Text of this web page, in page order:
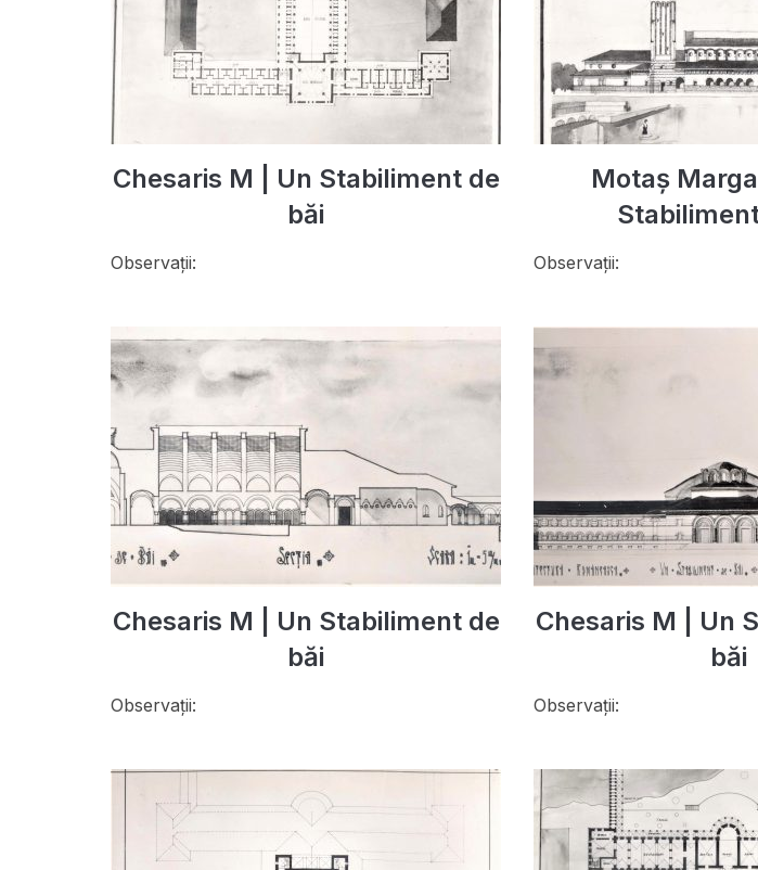
Chesaris M | Un Stabiliment de
băi
Observații:
Motaș
Observații:
Chesaris M | Un Stabiliment de
băi
Observații:
Chesaris M | Un
băi
Observații: